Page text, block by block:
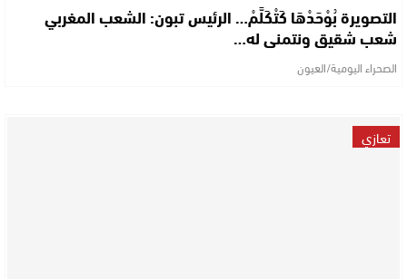
التصويرة بُوْحَدْهَا كَتْكَلَّمْ… الرئيس تبون: الشعب المغربي
شعب شقيق ونتمنى له…
الصحراء اليومية/العيون
تعازي